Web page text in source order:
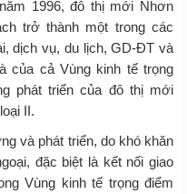
1996, đô thị mới Nhơn
trở thành một trong các
dịch vụ, du lịch, GD-ĐT và
của cả Vùng kinh tế trọng
phát triển của đô thị mới
II.
và phát triển, do khó khăn
đặc biệt là kết nối giao
Vùng kinh tế trọng điểm